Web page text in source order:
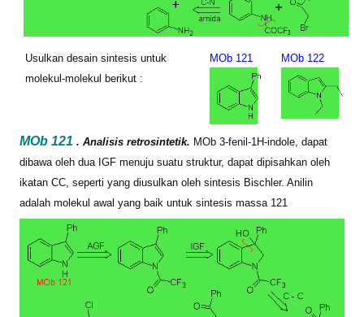
Usulkan desain sintesis untuk
molekul-molekul berikut :
MOb 121 MOb 122
MOb 121 . Analisis retrosintetik. MOb 3-fenil-1H-indole, dapat
dibawa oleh dua IGF menuju suatu struktur, dapat dipisahkan oleh
ikatan CC, seperti yang diusulkan oleh sintesis Bischler. Anilin
adalah molekul awal yang baik untuk sintesis massa 121